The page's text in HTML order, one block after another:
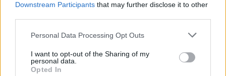
Downstream Participants that may further disclose it to other
Personal Data Processing Opt Outs
I want to opt-out of the Sharing of my
personal data.
Opted In
„Dalis tęsia tradiciją ir marinuoja patys, bet
vis daugiau žmonių naudojasi patogia
galimybe sutaupyti laiko ir marinavimą patiki
profesionalams. Rūpinantis aukšta kokybe,
„Iki“ mėsininkai sveriamose lentynose